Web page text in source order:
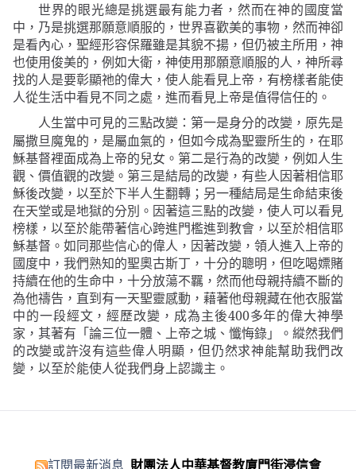
世界的眼光總是挑選最有能力者，然而在神的國度當
中，乃是挑選那願意順服的，世界喜歡美的事物，然而神卻
是看內心，聖經形容保羅雖是其貌不揚，但仍被主所用，神
也使用俊美的，例如大衛，神使用那願意順服的人，神所尋
找的人是要彰顯祂的偉大，使人能看見上帝，有榜樣者能使
人從生活中看見不同之處，進而看見上帝是值得信任的。
人生當中可見的三點改變 ： 第一是身分的改變，原先是
屬撒旦魔鬼的，是屬血氣的，但如今成為聖靈所生的，在耶
穌基督裡面成為上帝的兒女。第二是行為的改變，例如人生
觀、價值觀的改變。第三是結局的改變，有些人因著相信耶
穌後改變，以至於下半人生翻轉；另一種結局是生命結束後
在天堂或是地獄的分別。因著這三點的改變，使人可以看見
榜樣，以至於能帶著信心跨進門檻進到教會，以至於相信耶
穌基督。如同那些信心的偉人，因著改變，領人進入上帝的
國度中，我們熟知的聖奧古斯丁，十分的聰明，但吃喝嫖賭
持續在他的生命中，十分放蕩不羈，然而他母親持續不斷的
為他禱告，直到有一天聖靈感動，藉著他母親藏在他衣服當
中的一段經文，經歷改變，成為主後400多年的偉大神學
家，其著有 「論三位一體、上帝之城、懺悔錄」。縱然我們
的改變或許沒有這些偉人明顯，但仍然求神能幫助我們改
變，以至於能使人從我們身上認識主。
訂閱最新消息 財團法人中華基督教廈門街浸信會